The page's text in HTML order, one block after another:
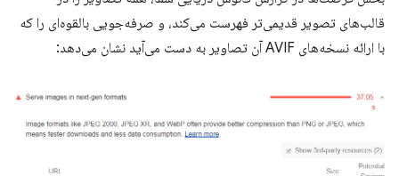
قالب‌های تصویر قدیمی‌تر فهرست می‌کند، و صرفه‌جویی بالقوه‌ای را که
با ارائه نسخه‌های AVIF آن تصاویر به دست می‌آید نشان می‌دهد: